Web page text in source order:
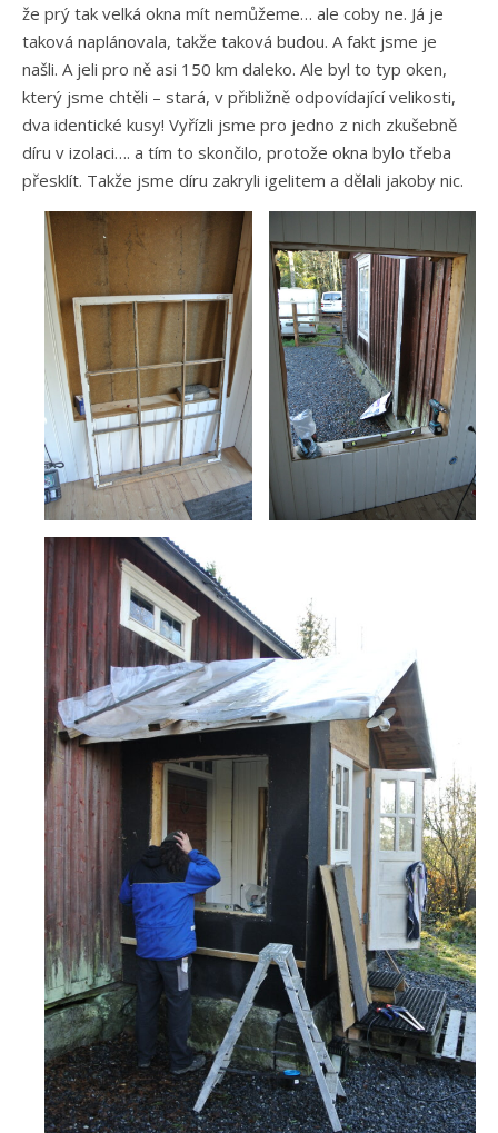
že prý tak velká okna mít nemůžeme… ale coby ne. Já je
taková naplánovala, takže taková budou. A fakt jsme je
našli. A jeli pro ně asi 150 km daleko. Ale byl to typ oken,
který jsme chtěli – stará, v přibližně odpovídající velikosti,
dva identické kusy! Vyřízli jsme pro jedno z nich zkušebně
díru v izolaci…. a tím to skončilo, protože okna bylo třeba
přesklít. Takže jsme díru zakryli igelitem a dělali jakoby nic.